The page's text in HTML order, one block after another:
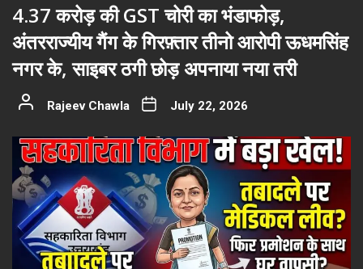
4.37 करोड़ की GST चोरी का भंडाफोड़,
अंतरराज्यीय गैंग के गिरफ़्तार तीनो आरोपी ऊधमसिंह
नगर के, साइबर ठगी छोड़ अपनाया नया तरी
Rajeev Chawla July 22, 2026